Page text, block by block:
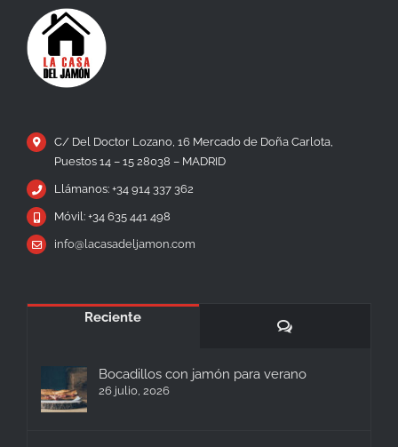
C/ Del Doctor Lozano, 16 Mercado de Doña Carlota,
Puestos 14 – 15 28038 – MADRID
Llámanos: +34 914 337 362
Móvil: +34 635 441 498
info@lacasadeljamon.com
Reciente
Comentarios
Bocadillos con jamón para verano
26 julio, 2026